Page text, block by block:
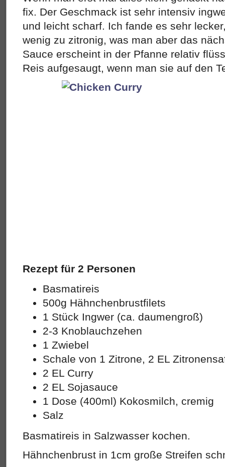
fix. Der Geschmack ist sehr intensiv
und leicht scharf. Ich fande es sehr
wenig zu zitronig, was man aber das
Sauce erscheint in der Pfanne relativ
Reis aufgesaugt, wenn man sie auf den
Rezept für 2 Personen
Basmatireis
500g Hähnchenbrustfilets
1 Stück Ingwer (ca. daumengroß)
2-3 Knoblauchzehen
1 Zwiebel
Schale von 1 Zitrone, 2 EL
2 EL Curry
2 EL Sojasauce
1 Dose (400ml) Kokosmilch, cremig
Salz
Basmatireis in Salzwasser kochen.
Hähnchenbrust in 1cm große Streifen